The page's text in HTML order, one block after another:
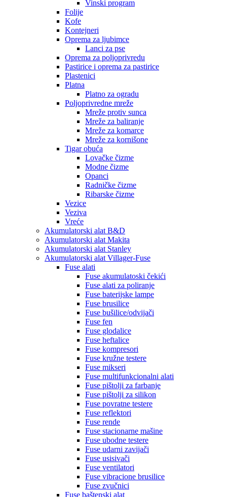
Vinski program
Folije
Kofe
Kontejneri
Oprema za ljubimce
Lanci za pse
Oprema za poljoprivredu
Pastirice i oprema za pastirice
Plastenici
Platna
Platno za ogradu
Poljoprivredne mreže
Mreže protiv sunca
Mreže za baliranje
Mreže za komarce
Mreže za kornišone
Tigar obuća
Lovačke čizme
Modne čizme
Opanci
Radničke čizme
Ribarske čizme
Vezice
Veziva
Vreće
Akumulatorski alat B&D
Akumulatorski alat Makita
Akumulatorski alat Stanley
Akumulatorski alat Villager-Fuse
Fuse alati
Fuse akumulatoski čekići
Fuse alati za poliranje
Fuse baterijske lampe
Fuse brusilice
Fuse bušilice/odvijači
Fuse fen
Fuse glodalice
Fuse heftalice
Fuse kompresori
Fuse kružne testere
Fuse mikseri
Fuse multifunkcionalni alati
Fuse pištolji za farbanje
Fuse pištolji za silikon
Fuse povratne testere
Fuse reflektori
Fuse rende
Fuse stacionarne mašine
Fuse ubodne testere
Fuse udarni zavijači
Fuse usisivači
Fuse ventilatori
Fuse vibracione brusilice
Fuse zvučnici
Fuse baštenski alat